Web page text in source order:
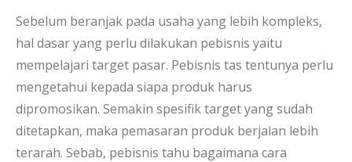
Sebelum beranjak pada usaha yang lebih kompleks,
hal dasar yang perlu dilakukan pebisnis yaitu
mempelajari target pasar. Pebisnis tas tentunya perlu
mengetahui kepada siapa produk harus
dipromosikan. Semakin spesifik target yang sudah
ditetapkan, maka pemasaran produk berjalan lebih
terarah. Sebab, pebisnis tahu bagaimana cara